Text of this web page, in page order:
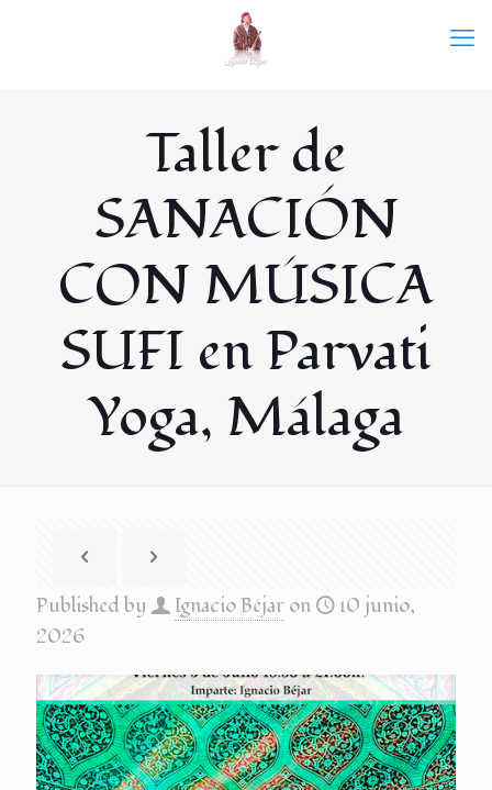
Taller de
SANACIÓN
CON MÚSICA
SUFI en Parvati
Yoga, Málaga
Published by Ignacio Béjar on
10 junio,
2026